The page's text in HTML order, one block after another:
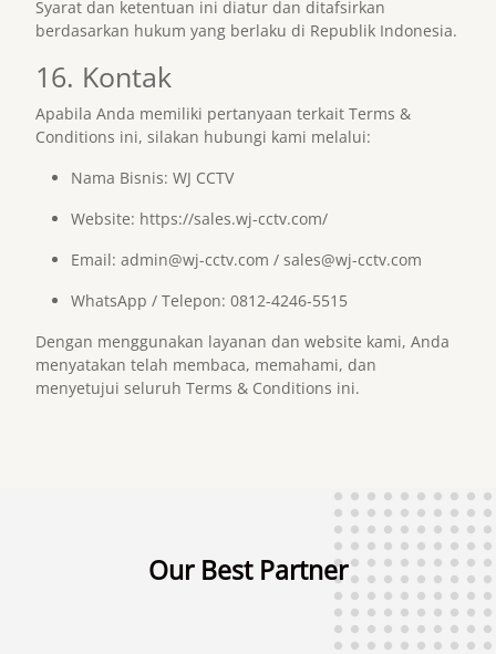
Syarat dan ketentuan ini diatur dan ditafsirkan
berdasarkan hukum yang berlaku di Republik Indonesia.
16. Kontak
Apabila Anda memiliki pertanyaan terkait Terms &
Conditions ini, silakan hubungi kami melalui:
Nama Bisnis: WJ CCTV
Website: https://sales.wj-cctv.com/
Email: admin@wj-cctv.com / sales@wj-cctv.com
WhatsApp / Telepon: 0812-4246-5515
Dengan menggunakan layanan dan website kami, Anda
menyatakan telah membaca, memahami, dan
menyetujui seluruh Terms & Conditions ini.
Our Best Partner